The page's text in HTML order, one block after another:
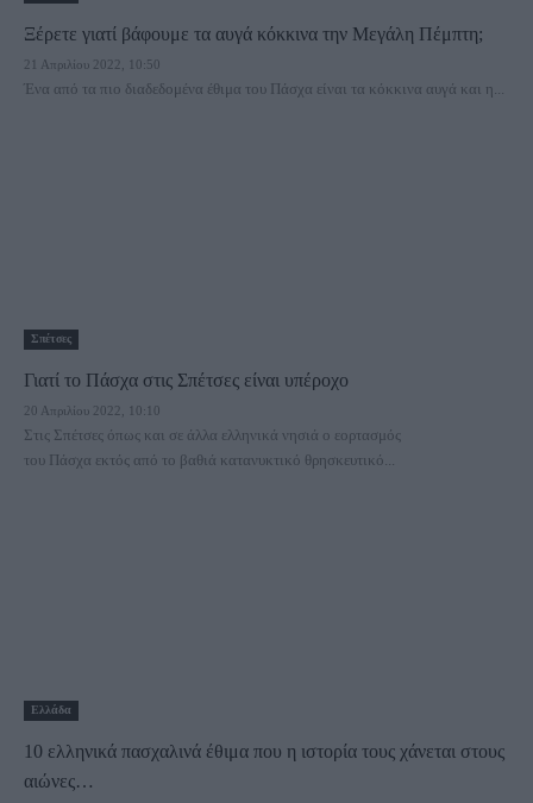
Ξέρετε γιατί βάφουμε τα αυγά κόκκινα την Μεγάλη Πέμπτη;
21 Απριλίου 2022, 10:50
Ένα από τα πιο διαδεδομένα έθιμα του Πάσχα είναι τα κόκκινα αυγά και η...
Σπέτσες
Γιατί το Πάσχα στις Σπέτσες είναι υπέροχο
20 Απριλίου 2022, 10:10
Στις Σπέτσες όπως και σε άλλα ελληνικά νησιά ο εορτασμός
του Πάσχα εκτός από το βαθιά κατανυκτικό θρησκευτικό...
Ελλάδα
10 ελληνικά πασχαλινά έθιμα που η ιστορία τους χάνεται στους
αιώνες…